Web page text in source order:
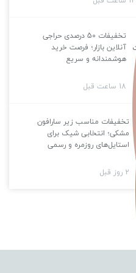
تخفیفات 50 درصدی حراجی
آنلاین بازار؛ فرصت خرید
هوشمندانه و سریع
18 ساعت قبل
تخفیفات مناسب زیر سارافون
مشکی؛ انتخابی شیک برای
استایل‌های روزمره و رسمی
2 روز قبل